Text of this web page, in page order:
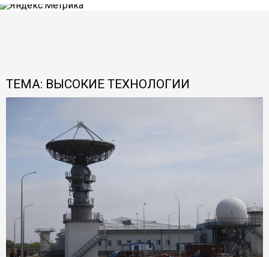
ТЕМА: ВЫСОКИЕ ТЕХНОЛОГИИ